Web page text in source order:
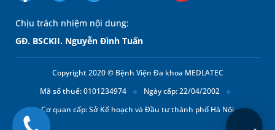
Chịu trách nhiệm nội dung:
GĐ. BSCKII. Nguyễn Đình Tuấn
Copyright 2020 © Bệnh Viện Đa khoa MEDLATEC
Mã số thuế: 0101234974
Ngày cấp: 22/04/2002
Cơ quan cấp: Sở Kế hoạch và Đầu tư thành phố Hà Nội